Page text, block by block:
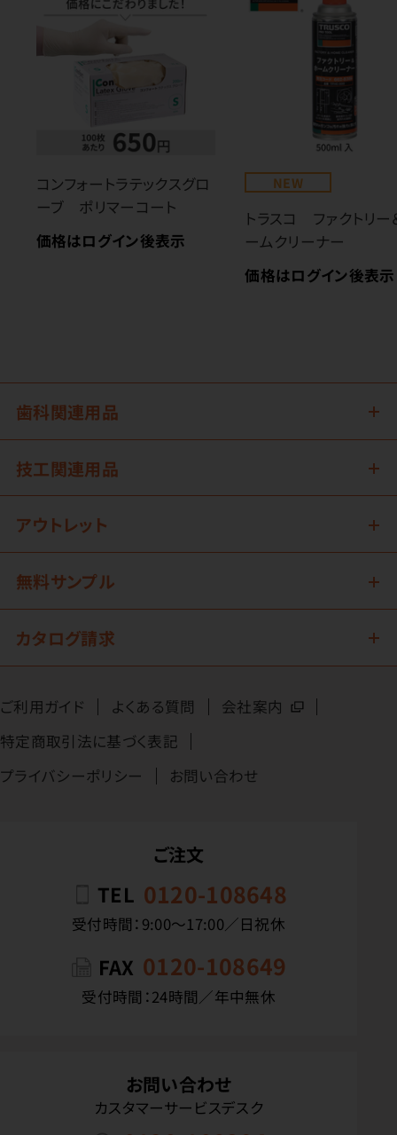
コンフォートラテックスグロ
ーブ ポリマーコート
価格はログイン後表示
NEW
トラスコ ファクトリー
ームクリーナー
価格はログイン後表示
歯科関連用品
技工関連用品
アウトレット
無料サンプル
カタログ請求
ご利用ガイド よくある質問
会社案内
特定商取引法に基づく表記
プライバシーポリシー
お問い合わせ
ご注文
TEL 0120-108648
受付時間：9:00〜17:00／日祝休
FAX 0120-108649
受付時間：24時間／年中無休
お問い合わせ
カスタマーサービスデスク